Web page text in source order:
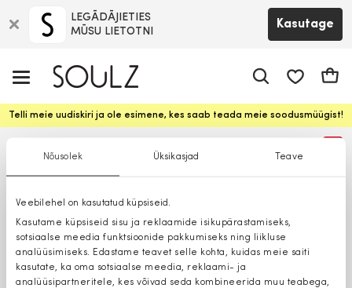
Nõusolek Üksikasjad Teave
Veebilehel on kasutatud küpsiseid.
Kasutame küpsiseid sisu ja reklaamide isikupärastamiseks,
sotsiaalse meedia funktsioonide pakkumiseks ning liikluse
analüüsimiseks. Edastame teavet selle kohta, kuidas meie saiti
kasutate, ka oma sotsiaalse meedia, reklaami- ja
analüüsipartneritele, kes võivad seda kombineerida muu teabega,
LEGĀDĀJIETIES
MŪSU LIETOTNI
Kasutage
Telli meie uudiskiri ja ole esimene, kes saab teada meie soodusmüügist!